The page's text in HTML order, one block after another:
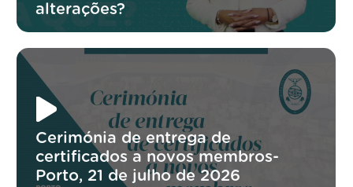
alterações?
Cerimónia de entrega de
certificados a novos membros-
Porto, 21 de julho de 2026